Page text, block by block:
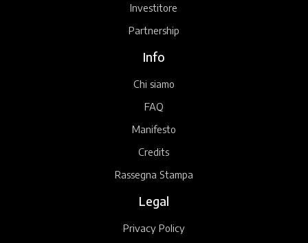
Investitore
Partnership
Info
Chi siamo
FAQ
Manifesto
Credits
Rassegna Stampa
Legal
Privacy Policy